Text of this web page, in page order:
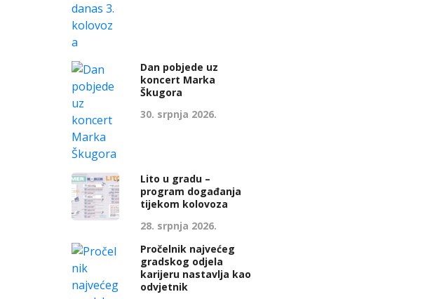
Dan pobjede uz
koncert Marka
Škugora
30. srpnja 2026.
Lito u gradu –
program događanja
tijekom kolovoza
28. srpnja 2026.
Pročelnik najvećeg
gradskog odjela
karijeru nastavlja kao
odvjetnik